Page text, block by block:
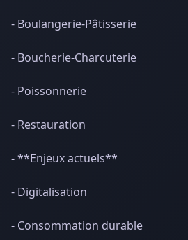
- Boulangerie-Pâtisserie
- Boucherie-Charcuterie
- Poissonnerie
- Restauration
- **Enjeux actuels**
- Digitalisation
- Consommation durable